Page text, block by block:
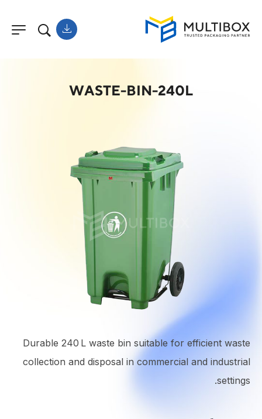
WASTE-BIN-240L
Durable 240 L waste bin suitable for efficient waste
collection and disposal in commercial and industrial
settings.